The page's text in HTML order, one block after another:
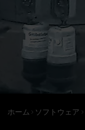
ホーム ソフトウェア